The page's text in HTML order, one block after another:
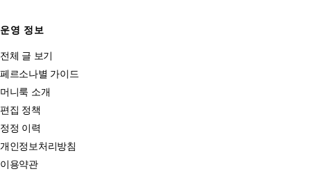
운영 정보
전체 글 보기
페르소나별 가이드
머니룩 소개
편집 정책
정정 이력
개인정보처리방침
이용약관